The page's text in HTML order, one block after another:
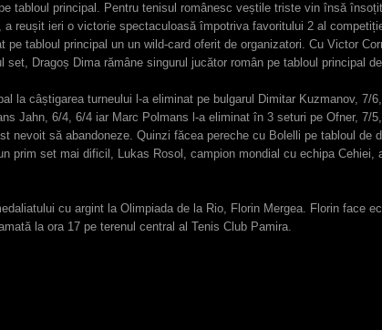
tabloul principal. Pentru tenisul românesc veștile triste vin însă
reușit ieri o victorie spectaculoasă împotriva favoritului 2 al
tabloul principal un un wild-card oferit de organizatori. Cu Victor
Dragoș Dima rămâne singurul jucător român pe tabloul principal
la câștigarea turneului l-a eliminat pe bulgarul Dimitar Kuzmanov, 7/
Jahn, 6/4, 6/4 iar Marc Polmans l-a eliminat în 3 seturi pe Ofner, 7/
să abandoneze. Quinzi făcea pereche cu Bolelli pe tabloul de
prim set mai dificil, Lukas Rosol, campion mondial cu echipa Cehiei,
cu argint la Olimpiada de la Rio, Florin Mergea. Florin face
la ora 17 pe terenul central al Tenis Club Pamira.